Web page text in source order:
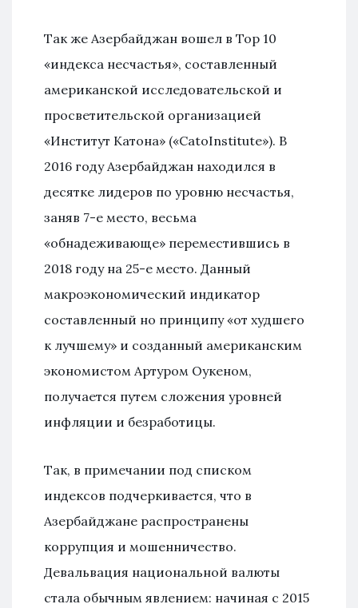
Так же Азербайджан вошел в Тор 10
«индекса несчастья», составленный
американской исследовательской и
просветительской организацией
«Институт Катона» («CatoInstitute»). В
2016 году Азербайджан находился в
десятке лидеров по уровню несчастья,
заняв 7-е место, весьма
«обнадеживающе» переместившись в
2018 году на 25-е место. Данный
макроэкономический индикатор
составленный но принципу «от худшего
к лучшему» и созданный американским
экономистом Артуром Оукеном,
получается путем сложения уровней
инфляции и безработицы.
Так, в примечании под списком
индексов подчеркивается, что в
Азербайджане распространены
коррупция и мошенничество.
Девальвация национальной валюты
стала обычным явлением: начиная с 2015